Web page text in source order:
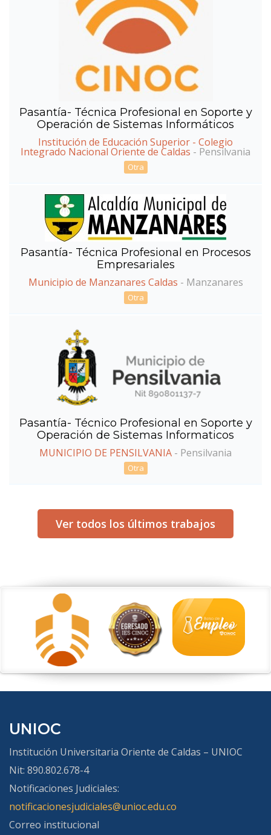
Pasantía- Técnica Profesional en Soporte y
Operación de Sistemas Informáticos
Institución de Educación Superior - Colegio
Integrado Nacional Oriente de Caldas - Pensilvania
Otra
Pasantía- Técnica Profesional en Procesos
Empresariales
Municipio de Manzanares Caldas - Manzanares
Otra
Pasantía- Técnico Profesional en Soporte y
Operación de Sistemas Informaticos
MUNICIPIO DE PENSILVANIA - Pensilvania
Otra
Ver todos los últimos trabajos
UNIOC
Institución Universitaria Oriente de Caldas – UNIOC
Nit: 890.802.678-4
Notificaciones Judiciales:
notificacionesjudiciales@unioc.edu.co
Correo institucional